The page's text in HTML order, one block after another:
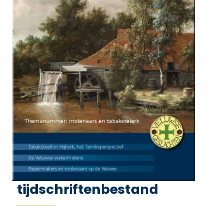
tijdschriftenbestand